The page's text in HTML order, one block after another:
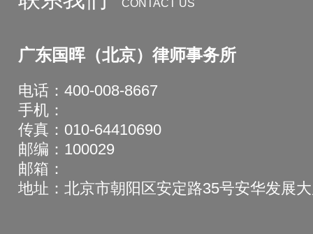
CONTACT US
广东国晖（北京）律师事务所
电话：400-008-8667
手机：
传真：010-64410690
邮编：100029
邮箱：
地址：北京市朝阳区安定路35号安华发展